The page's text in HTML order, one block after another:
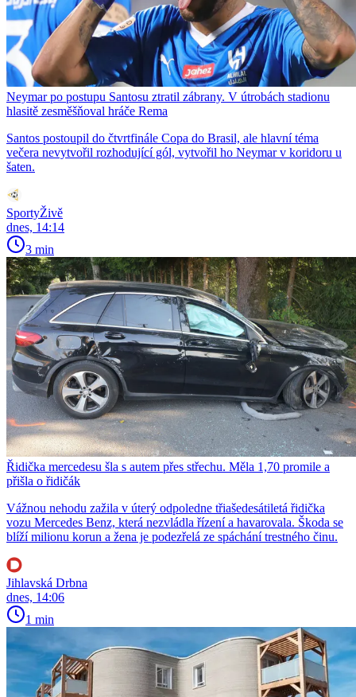
Neymar po postupu Santosu ztratil zábrany. V útrobách stadionu
hlasitě zesměšňoval hráče Rema
Santos postoupil do čtvrtfinále Copa do Brasil, ale hlavní téma
večera nevytvořil rozhodující gól, vytvořil ho Neymar v koridoru u
šaten.
SportyŽivě
dnes, 14:14
3 min
Řidička mercedesu šla s autem přes střechu. Měla 1,70 promile a
přišla o řidičák
Vážnou nehodu zažila v úterý odpoledne třiašedesátiletá řidička
vozu Mercedes Benz, která nezvládla řízení a havarovala. Škoda se
blíží milionu korun a žena je podezřelá ze spáchání trestného činu.
Jihlavská Drbna
dnes, 14:06
1 min